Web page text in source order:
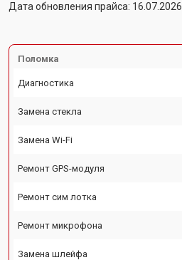
Дата обновления прайса: 16.07.2026
Поломка
Диагностика
Замена стекла
Замена Wi-Fi
Ремонт GPS-модуля
Ремонт сим лотка
Ремонт микрофона
Замена шлейфа